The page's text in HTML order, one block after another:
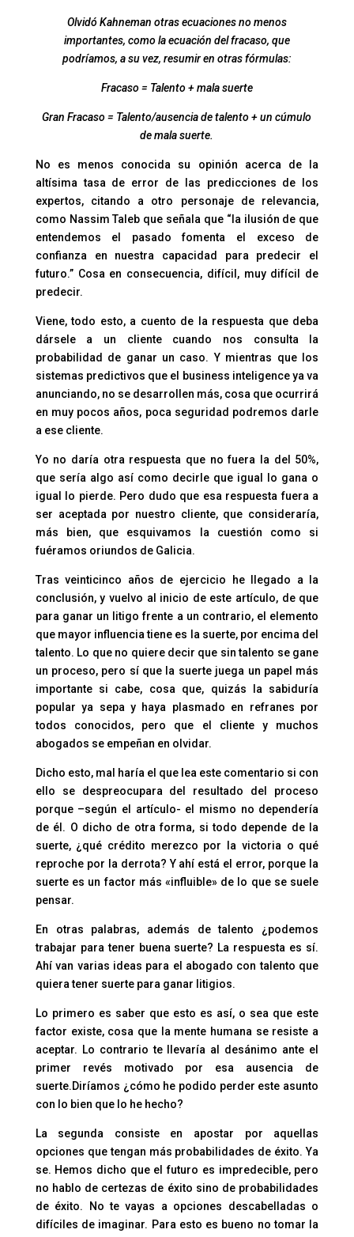
Olvidó Kahneman otras ecuaciones no menos
importantes, como la ecuación del fracaso, que
podríamos, a su vez, resumir en otras fórmulas:
Fracaso = Talento + mala suerte
Gran Fracaso = Talento/ausencia de talento + un cúmulo
de mala suerte.
No es menos conocida su opinión acerca de la
altísima tasa de error de las predicciones de los
expertos, citando a otro personaje de relevancia,
como Nassim Taleb que señala que “la ilusión de que
entendemos el pasado fomenta el exceso de
confianza en nuestra capacidad para predecir el
futuro.” Cosa en consecuencia, difícil, muy difícil de
predecir.
Viene, todo esto, a cuento de la respuesta que deba
dársele a un cliente cuando nos consulta la
probabilidad de ganar un caso. Y mientras que los
sistemas predictivos que el business inteligence ya va
anunciando, no se desarrollen más, cosa que ocurrirá
en muy pocos años, poca seguridad podremos darle
a ese cliente.
Yo no daría otra respuesta que no fuera la del 50%,
que sería algo así como decirle que igual lo gana o
igual lo pierde. Pero dudo que esa respuesta fuera a
ser aceptada por nuestro cliente, que consideraría,
más bien, que esquivamos la cuestión como si
fuéramos oriundos de Galicia.
Tras veinticinco años de ejercicio he llegado a la
conclusión, y vuelvo al inicio de este artículo, de que
para ganar un litigo frente a un contrario, el elemento
que mayor influencia tiene es la suerte, por encima del
talento. Lo que no quiere decir que sin talento se gane
un proceso, pero sí que la suerte juega un papel más
importante si cabe, cosa que, quizás la sabiduría
popular ya sepa y haya plasmado en refranes por
todos conocidos, pero que el cliente y muchos
abogados se empeñan en olvidar.
Dicho esto, mal haría el que lea este comentario si con
ello se despreocupara del resultado del proceso
porque –según el artículo- el mismo no dependería
de él. O dicho de otra forma, si todo depende de la
suerte, ¿qué crédito merezco por la victoria o qué
reproche por la derrota? Y ahí está el error, porque la
suerte es un factor más «influible» de lo que se suele
pensar.
En otras palabras, además de talento ¿podemos
trabajar para tener buena suerte? La respuesta es sí.
Ahí van varias ideas para el abogado con talento que
quiera tener suerte para ganar litigios.
Lo primero es saber que esto es así, o sea que este
factor existe, cosa que la mente humana se resiste a
aceptar. Lo contrario te llevaría al desánimo ante el
primer revés motivado por esa ausencia de
suerte.Diríamos ¿cómo he podido perder este asunto
con lo bien que lo he hecho?
La segunda consiste en apostar por aquellas
opciones que tengan más probabilidades de éxito. Ya
se. Hemos dicho que el futuro es impredecible, pero
no hablo de certezas de éxito sino de probabilidades
de éxito. No te vayas a opciones descabelladas o
difíciles de imaginar. Para esto es bueno no tomar la